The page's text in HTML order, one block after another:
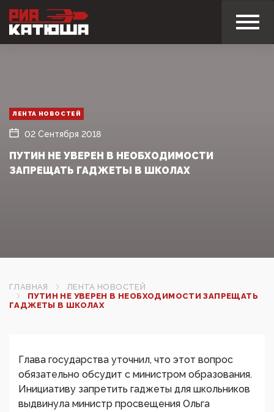
ЛЕНТА НОВОСТЕЙ
02 Сентября 2018
ПУТИН НЕ УВЕРЕН В НЕОБХОДИМОСТИ
ЗАПРЕЩАТЬ ГАДЖЕТЫ В ШКОЛАХ
ГЛАВНАЯ
ЛЕНТА НОВОСТЕЙ
ПУТИН НЕ УВЕРЕН В НЕОБХОДИМОСТИ ЗАПРЕЩАТЬ
ГАДЖЕТЫ В ШКОЛАХ
Глава государства уточнил, что этот вопрос
обязательно обсудит с министром образования.
Инициативу запретить гаджеты для школьников
выдвинула министр просвещения Ольга